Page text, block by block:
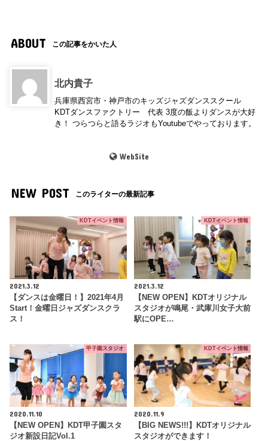
ABOUT この記事をかいた人
北内貴子
兵庫県西宮市・神戸市のキッズジャズダンススクール
KDTダンスファクトリー 代表 3度の飯よりダンスが大好
き！ つらつらと語るラジオもYoutubeでやっております。
WebSite
NEW POST このライターの最新記事
KDTイベント情報
2021.3.12
【ダンスは金曜日！】2021年4月
Start！金曜日ジャズダンスクラ
ス！
KDTイベント情報
2021.3.12
【NEW OPEN】KDTオリジナル
スタジオが鳴尾・武庫川女子大前
駅にOPE…
甲子園スタジオ
2020.11.10
【NEW OPEN】KDT甲子園スタ
ジオ新設日記Vol.1
KDTイベント情報
2020.11.9
【BIG NEWS!!!】KDTオリジナル
スタジオができます！